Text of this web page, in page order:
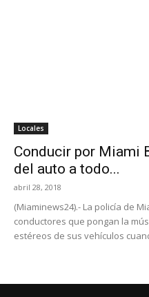
Locales
Conducir por Miami
del auto a todo...
abril 28, 2018
(Miaminews24).- La policía de
conductores que pongan la
estéreos de sus vehículos